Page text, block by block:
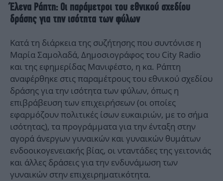
Έλενα Ράπτη: Οι παράμετροι του εθνικού σχεδίου
δράσης για την ισότητα των φύλων
Κατά τη διάρκεια της συζήτησης που συντόνισε η
Μαρία Σαμολαδά, Δημοσιογράφος του City Radio
και της εφημερίδας Μανιφέστο, η κα. Ράπτη
αναφέρθηκε στις παραμέτρους του εθνικού σχεδίου
δράσης για την ισότητα των φύλων, όπως η
επιβράβευση των επιχειρήσεων (οι οποίες
εφαρμόζουν πολιτικές ίσων ευκαιριών, με το σήμα
ισότητας), τα προγράμματα για την ένταξη στην
αγορά άνεργων γυναικών και γυναικών θυμάτων
ενδοοικογενειακής βίας, οι νταντάδες της γειτονιάς
και άλλες δράσεις για την ενδυνάμωση των
γυναικών στην επιχειρηματικότητα.